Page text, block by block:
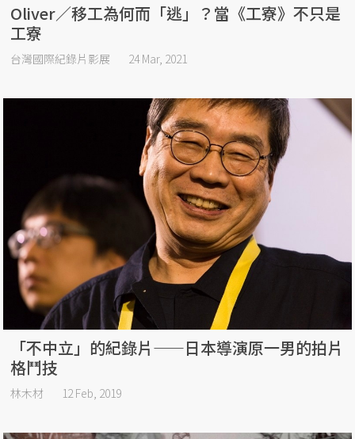
Oliver／移工為何而「逃」？當《工寮》不只是
工寮
台灣國際紀錄片影展 24 Mar, 2021
「不中立」的紀錄片——日本導演原一男的拍片
格鬥技
林木材 12 Feb, 2019